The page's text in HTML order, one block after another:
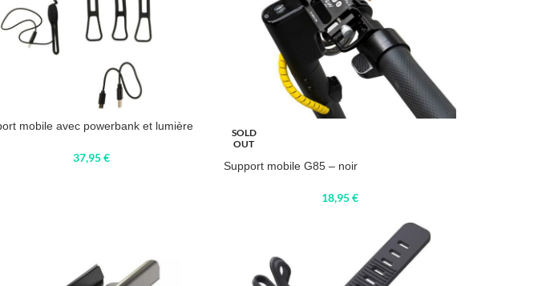
mobile avec powerbank et lumière
37,95€
SOLD
OUT
Support mobile G85 – noir
18,95€